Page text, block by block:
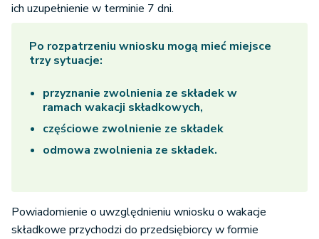
ich uzupełnienie w terminie 7 dni.
Po rozpatrzeniu wniosku mogą mieć miejsce
trzy sytuacje:
przyznanie zwolnienia ze składek w
ramach wakacji składkowych,
częściowe zwolnienie ze składek
odmowa zwolnienia ze składek.
Powiadomienie o uwzględnieniu wniosku o wakacje
składkowe przychodzi do przedsiębiorcy w formie